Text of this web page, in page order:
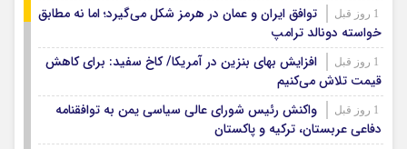
توافق ایران و عمان در هرمز شکل می‌گیرد؛ اما نه مطابق
خواسته دونالد ترامپ
افزایش بهای بنزین در آمریکا/ کاخ سفید: برای کاهش
قیمت تلاش می‌کنیم
واکنش رئیس شورای عالی سیاسی یمن به توافقنامه
دفاعی عربستان، ترکیه و پاکستان